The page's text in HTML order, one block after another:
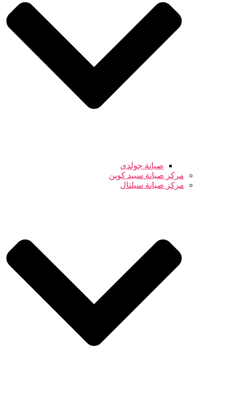
صيانة جولدى
مركز صيانة سبيد كوين
مركز صيانة سيلتال